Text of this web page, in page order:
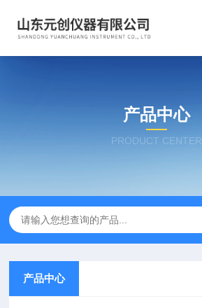
产品中心
PRODUCT CENTER
产品中心